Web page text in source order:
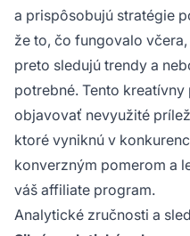
a prispôsobujú stratégie
že to, čo fungovalo
preto sledujú trendy a
potrebné. Tento
objavovať nevyužité
ktoré vyniknú v
konverzným pomerom a
váš affiliate program.
Analytické zručnosti a